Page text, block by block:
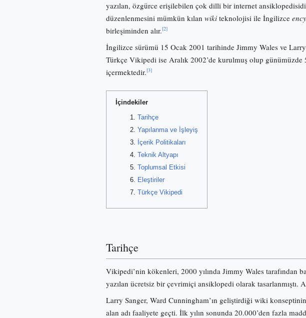
yazılan, özgürce erişilebilen çok dilli bir internet
düzenlenmesini mümkün kılan wiki teknolojisi ile İngilizce
birleşiminden alır.[2]
İngilizce sürümü 15 Ocak 2001 tarihinde Jimmy Wales ve Larry
Türkçe Vikipedi ise Aralık 2002’de kurulmuş olup günümüzde
içermektedir.[3]
İçindekiler
Tarihçe
Yapılanma ve İşleyiş
İçerik Politikaları
Teknik Altyapı
Toplumsal Etkisi
Eleştiriler
Türkçe Vikipedi
Tarihçe
Vikipedi’nin kökenleri, 2000 yılında Jimmy Wales tarafından
yazılan ücretsiz bir çevrimiçi ansiklopedi olarak tasarlanmıştı.
Larry Sanger, Ward Cunningham’ın geliştirdiği wiki
alan adı faaliyete geçti. İlk yılın sonunda 20.000’den fazla